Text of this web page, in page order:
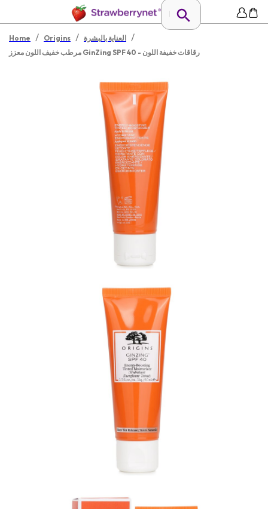
Home / Origins / العناية بالبشرة /
مرطب خفيف اللون معزز GinZing SPF 40 - رقاقات خفيفة اللون